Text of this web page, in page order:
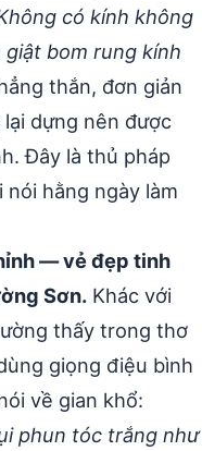
có kính không
bom rung kính
thắn, đơn giản
dựng nên được
Đây là thủ pháp
hằng ngày làm
— vẻ đẹp tinh
Sơn. Khác với
thấy trong thơ
giọng điệu bình
về gian khổ:
phun tóc trắng như